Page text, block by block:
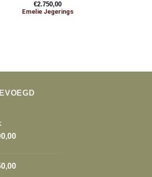
€2.750,00
Emelie Jegerings